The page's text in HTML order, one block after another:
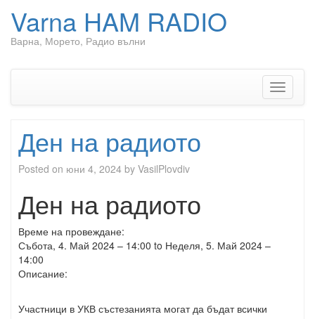
Varna HAM RADIO
Варна, Морето, Радио вълни
Toggle
Ден на радиото
Posted on юни 4, 2024 by VasilPlovdiv
Ден на радиото
Време на провеждане:
Събота, 4. Май 2024 – 14:00 to Неделя, 5. Май 2024 –
14:00
Описание:
Участници в УКВ състезанията могат да бъдат всички